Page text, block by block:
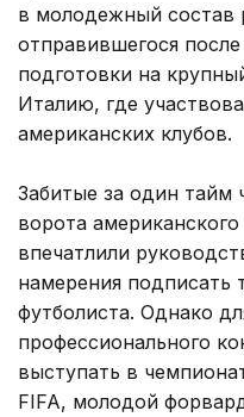
в молодежный состав
отправившегося
подготовки на
Италию, где
американских клубов.
Забитые за один тайм
ворота
впечатлили
намерения подписать
футболиста. Однако
профессионального
выступать в
FIFA, молодой